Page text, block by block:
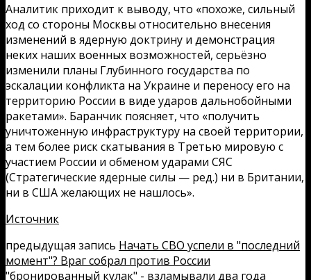
Аналитик приходит к выводу, что «похоже, сильный
ход со стороны Москвы относительно внесения
изменений в ядерную доктрину и демонстрация
неких наших военных возможностей, серьёзно
изменили планы Глубинного государства по
эскалации конфликта на Украине и переносу его на
территорию России в виде ударов дальнобойными
ракетами». Баранчик поясняет, что «получить
уничтоженную инфраструктуру на своей территории,
а тем более риск скатывания в Третью мировую с
участием России и обменом ударами СЯС
(Стратегические ядерные силы — ред.) ни в Британии,
ни в США желающих не нашлось».
Источник
предыдущая запись Начать СВО успели в "последний
момент"? Враг собрал против России
"бронированный кулак" - взламывали два года